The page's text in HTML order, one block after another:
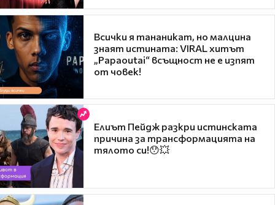
Всички я тананикат, но малцина
знаят истината: VIRAL хитът
„Papaoutai“ всъщност не е изпят
от човек!
Елиът Пейдж разкри истинската
причина за трансформацията на
тялото си!😯💥